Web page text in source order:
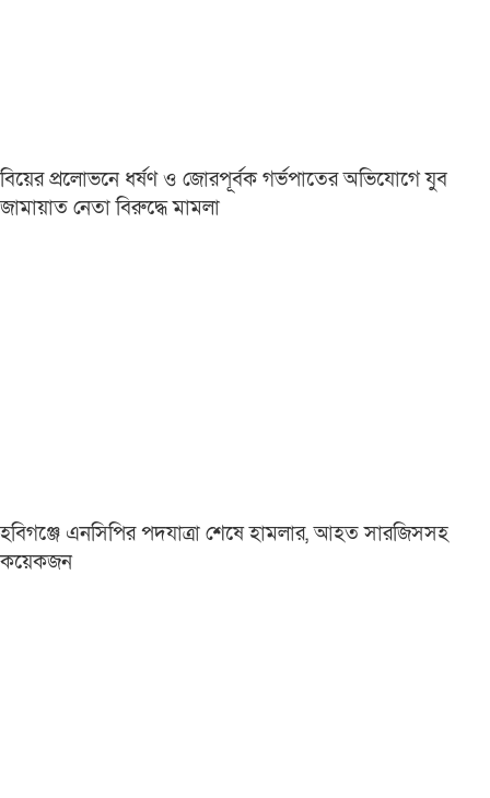
বিয়ের প্রলোভনে ধর্ষণ ও জোরপূর্বক গর্ভপাতের অভিযোগে যুব
জামায়াত নেতা বিরুদ্ধে মামলা
হবিগঞ্জে এনসিপির পদযাত্রা শেষে হামলার, আহত সারজিসসহ
কয়েকজন